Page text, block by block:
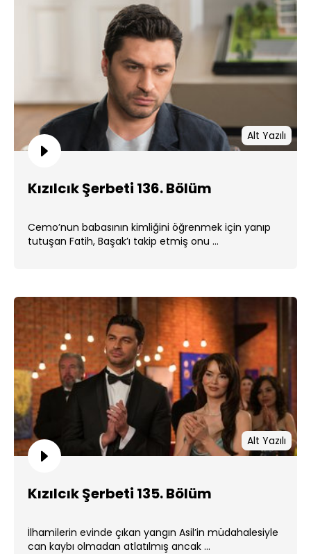
Alt Yazılı
Kızılcık Şerbeti 136. Bölüm
Cemo’nun babasının kimliğini öğrenmek için yanıp
tutuşan Fatih, Başak’ı takip etmiş onu ...
Alt Yazılı
Kızılcık Şerbeti 135. Bölüm
İlhamilerin evinde çıkan yangın Asil’in müdahalesiyle
can kaybı olmadan atlatılmış ancak ...